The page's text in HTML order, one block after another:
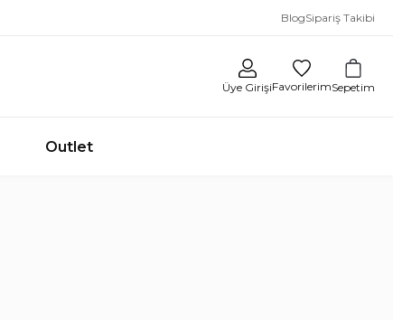
BlogSipariş Takibi
Üye GirişiFavorilerimSepetim
Outlet